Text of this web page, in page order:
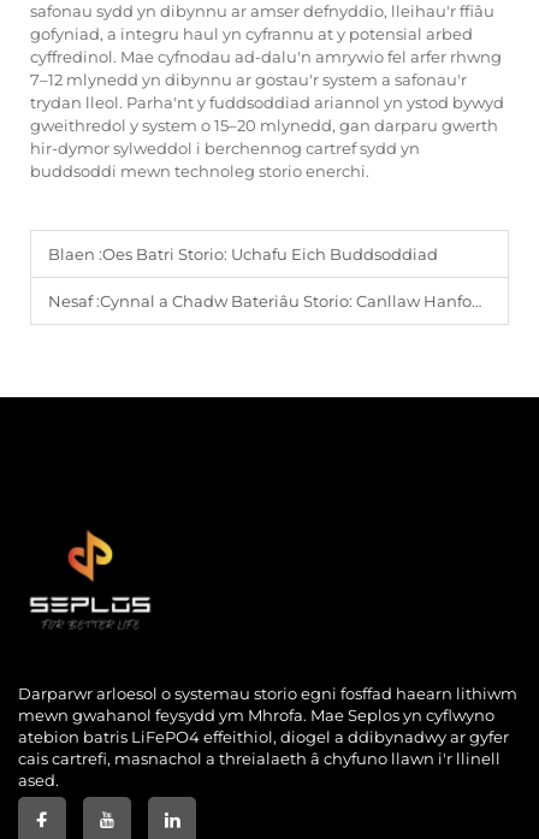
safonau sydd yn dibynnu ar amser defnyddio, lleihau'r ffiâu
gofyniad, a integru haul yn cyfrannu at y potensial arbed
cyffredinol. Mae cyfnodau ad-dalu'n amrywio fel arfer rhwng
7–12 mlynedd yn dibynnu ar gostau'r system a safonau'r
trydan lleol. Parha'nt y fuddsoddiad ariannol yn ystod bywyd
gweithredol y system o 15–20 mlynedd, gan darparu gwerth
hir-dymor sylweddol i berchennog cartref sydd yn
buddsoddi mewn technoleg storio enerchi.
Blaen :Oes Batri Storio: Uchafu Eich Buddsoddiad
Nesaf :Cynnal a Chadw Bateriâu Storio: Canllaw Hanfodol i'r Gofal
Darparwr arloesol o systemau storio egni fosffad haearn lithiwm
mewn gwahanol feysydd ym Mhrofa. Mae Seplos yn cyflwyno
atebion batris LiFePO4 effeithiol, diogel a ddibynadwy ar gyfer
cais cartrefi, masnachol a threialaeth â chyfuno llawn i'r llinell
ased.